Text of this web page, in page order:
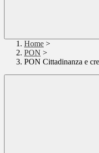
Home >
PON >
PON Cittadinanza e